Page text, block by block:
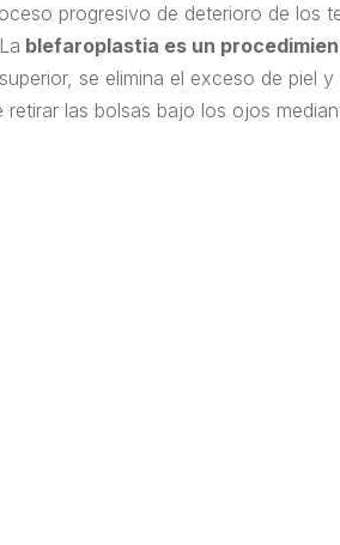
progresivo de deterioro de los
blefaroplastia es un
se elimina el exceso de piel
las bolsas bajo los ojos